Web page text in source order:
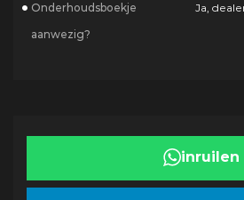
Onderhoudsboekje
aanwezig?
Ja,
inruilen